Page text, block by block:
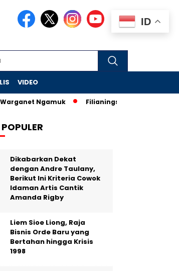
VIDEO
Ngamuk Filianingsih dan Anggota DPR
Dikabarkan Dekat
dengan Andre Taulany,
Berikut Ini Kriteria Cowok
Idaman Artis Cantik
Amanda Rigby
Liem Sioe Liong, Raja
Bisnis Orde Baru yang
Bertahan hingga Krisis
1998
ID